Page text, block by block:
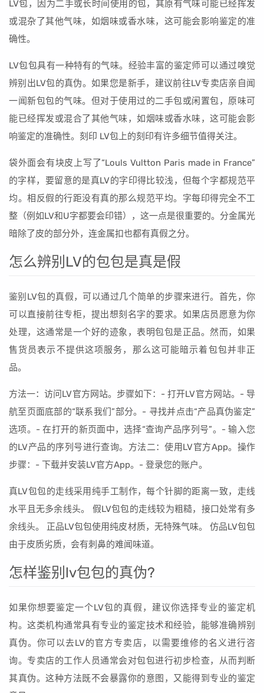
LV包，因为二手或长时间使用的包，其原有气味可能已经挥发
或混杂了其他气味，如烟味或香水味，这可能会影响鉴定的准
确性。
LV包包具有一种特有的气味。经验丰富的鉴定师可以通过嗅觉
辨别出LV包的真伪。如果您是新手，建议前往LV专卖店亲自闻
一闻新包包的气味。但对于使用过的二手包或闲置包，原味可
能已经挥发或混合了其他气味，如烟味或香水味，这可能会影
响鉴定的准确性。刻印 LV包上的刻印有许多细节值得关注。
袋外面会有块皮上写了“Louls Vultton Paris made in France”
的字样，要留意的是真LV的字印得比较浅，但每个字都规范平
均。相反假的行距没有真的那么规范平均。字每印得完全不工
整（例如LV和U字都要会印错），这一点是很重要的。分金属光
暗除了皮的部分外，连金属扣也都有真假之分。
怎么辨别LV的包包是真是假
鉴别LV包的真假，可以通过几个简单的步骤来进行。首先，你
可以直接前往专柜，提出想刻名字的要求。如果店员愿意为你
处理，这通常是一个好的迹象，表明包包是正品。然而，如果
售货员表示不提供这项服务，那么这可能暗示着包包并非正
品。
方法一：访问LV官方网站。步骤如下：- 打开LV官方网站。- 导
航至页面底部的“联系我们”部分。- 寻找并点击“产品真伪鉴定”
选项。- 在打开的新页面中，选择“查询产品序列号”。- 输入您
的LV产品的序列号进行查询。方法二：使用LV官方App。操作
步骤：- 下载并安装LV官方App。- 登录您的账户。
真LV包包的走线采用纯手工制作，每个针脚的距离一致，走线
水平且无多余线头。 假LV包包的走线较为粗糙，接口处常有多
余线头。 正品LV包包使用纯皮材质，无特殊气味。 仿品LV包包
由于皮质劣质，会有刺鼻的难闻味道。
怎样鉴别lv包包的真伪?
如果你想要鉴定一个LV包的真假，建议你选择专业的鉴定机
构。这类机构通常具有专业的鉴定技术和经验，能够准确辨别
真伪。你可以去LV的官方专卖店，以需要维修的名义进行咨
询。专卖店的工作人员通常会对包包进行初步检查，从而判断
其真伪。这种方法既不会暴露你的意图，又能得到专业的鉴定